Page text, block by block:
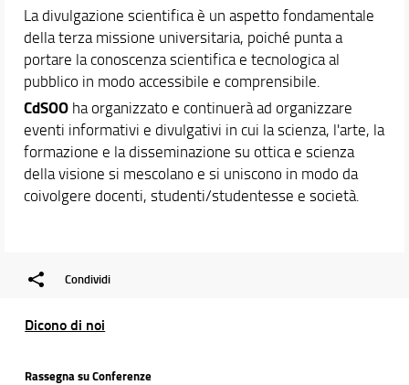
La divulgazione scientifica è un aspetto fondamentale
della terza missione universitaria, poiché punta a
portare la conoscenza scientifica e tecnologica al
pubblico in modo accessibile e comprensibile.
CdSOOha organizzato e continuerà ad organizzare
eventi informativi e divulgativi in cui la scienza, l'arte, la
formazione e la disseminazione su ottica e scienza
della visione si mescolano e si uniscono in modo da
coivolgere docenti, studenti/studentesse e società.
Condividi
Dicono di noi
Rassegna su Conferenze